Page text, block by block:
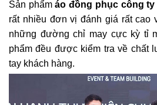
Sản phẩmáo đồng phục công ty
rất nhiều đơn vị đánh giá rất cao
những đường chỉ may cực kỳ tỉ
phẩm đều được kiểm tra về chất
tay khách hàng.